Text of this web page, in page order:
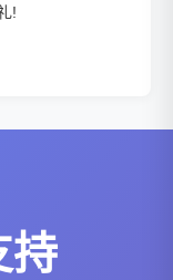
!
持